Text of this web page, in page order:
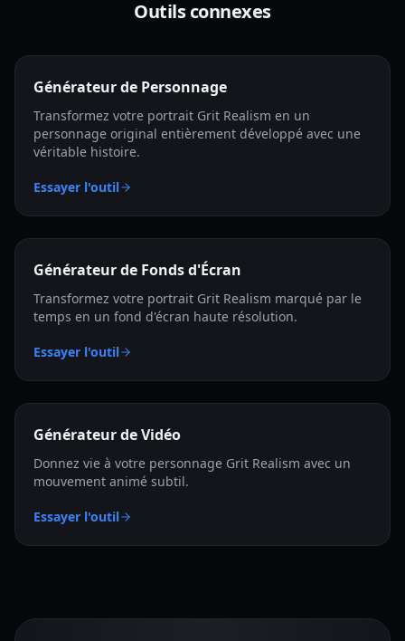
Outils connexes
Générateur de Personnage
Transformez votre portrait Grit Realism en un
personnage original entièrement développé avec une
véritable histoire.
Essayer l'outil
Générateur de Fonds d'Écran
Transformez votre portrait Grit Realism marqué par le
temps en un fond d'écran haute résolution.
Essayer l'outil
Générateur de Vidéo
Donnez vie à votre personnage Grit Realism avec un
mouvement animé subtil.
Essayer l'outil